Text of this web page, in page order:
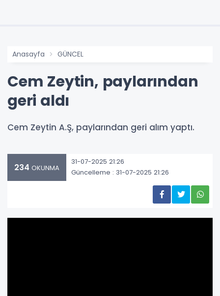
Anasayfa GÜNCEL
Cem Zeytin, paylarından
geri aldı
Cem Zeytin A.Ş, paylarından geri alım yaptı.
234 OKUNMA
31-07-2025 21:26
Güncelleme : 31-07-2025 21:26